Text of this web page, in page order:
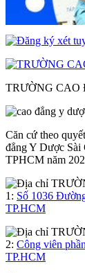
TRƯỜNG CAO
Căn cứ theo
đẳng Y Dược Sài
TPHCM năm
1: Số 1036
TP.HCM
2: Công viên
TP.HCM